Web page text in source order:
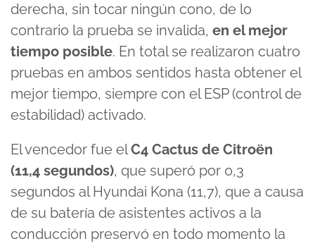
derecha, sin tocar ningún cono, de lo
contrario la prueba se invalida, en el mejor
tiempo posible. En total se realizaron cuatro
pruebas en ambos sentidos hasta obtener el
mejor tiempo, siempre con el ESP (control de
estabilidad) activado.
El vencedor fue elC4 Cactus de Citroën
(11,4 segundos), que superó por 0,3
segundos al Hyundai Kona (11,7), que a causa
de su batería de asistentes activos a la
conducción preservó en todo momento la